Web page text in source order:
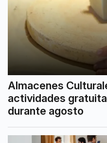
Almacenes
actividades
durante agosto